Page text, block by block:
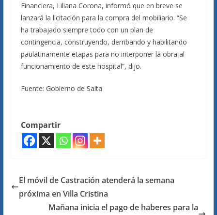
Financiera, Liliana Corona, informó que en breve se
lanzará la licitación para la compra del mobiliario. “Se
ha trabajado siempre todo con un plan de
contingencia, construyendo, derribando y habilitando
paulatinamente etapas para no interponer la obra al
funcionamiento de este hospital”, dijo.
Fuente: Gobierno de Salta
Compartir
El móvil de Castración atenderá la semana
próxima en Villa Cristina
Mañana inicia el pago de haberes para la